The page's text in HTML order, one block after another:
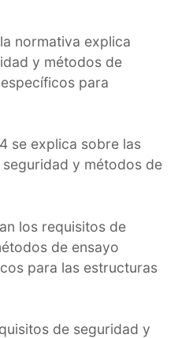
normativa explica
y métodos de
para
se explica sobre las
y métodos de
los requisitos de
de ensayo
para las estructuras
de seguridad y